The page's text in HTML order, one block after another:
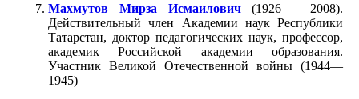
Махмутов Мирза Исмаилович(1926 – 2008).
Действительный член Академии наук Республики
Татарстан, доктор педагогических наук, профессор,
академик Российской академии образования.
Участник Великой Отечественной войны (1944—
1945)